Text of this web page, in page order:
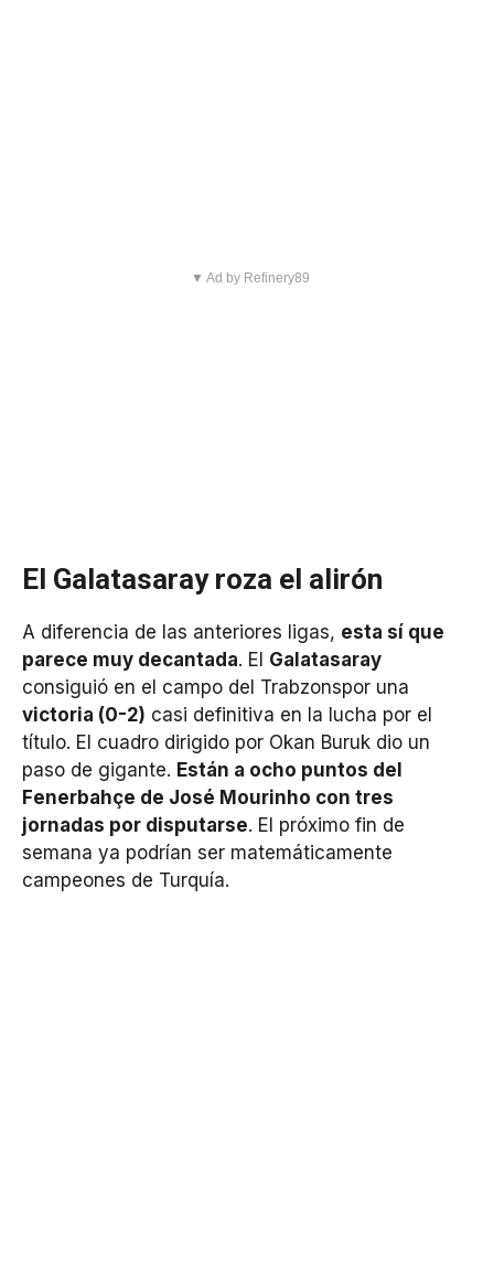
▼ Ad by Refinery89
El Galatasaray roza el alirón
A diferencia de las anteriores ligas, esta sí que
parece muy decantada. El Galatasaray
consiguió en el campo del Trabzonspor una
victoria (0-2) casi definitiva en la lucha por el
título. El cuadro dirigido por Okan Buruk dio un
paso de gigante. Están a ocho puntos del
Fenerbahçe de José Mourinho con tres
jornadas por disputarse. El próximo fin de
semana ya podrían ser matemáticamente
campeones de Turquía.